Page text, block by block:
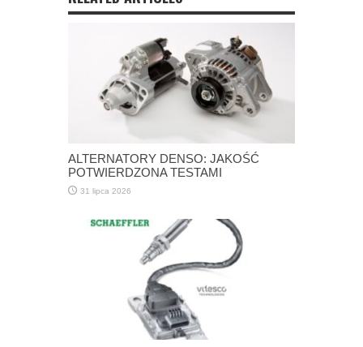
ALTERNATORY DENSO: JAKOŚĆ
POTWIERDZONA TESTAMI
31 lipca 2026